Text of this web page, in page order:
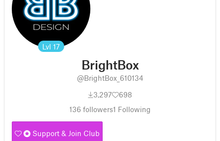
Lvl 17
BrightBox
@BrightBox_610134
3,297
698
136 followers1 Following
Support & Join Club